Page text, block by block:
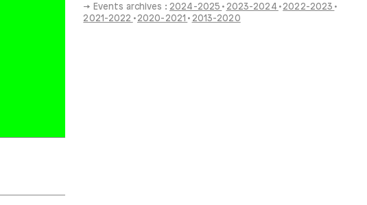
→ Events archives : 2024-2025 2023-2024
2022-2023
2021-2022
2020-2021 2013-2020